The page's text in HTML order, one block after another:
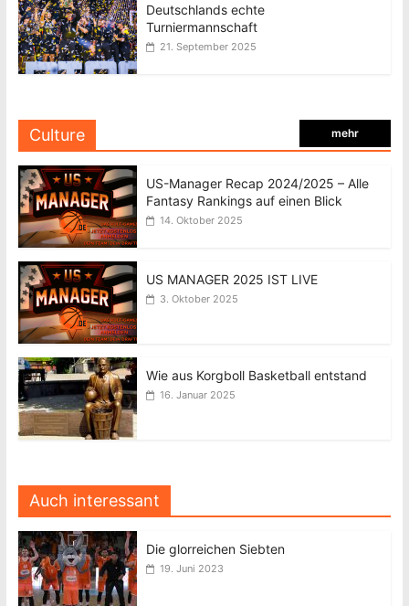
Deutschlands echte
Turniermannschaft
21. September 2025
Culture mehr
US-Manager Recap 2024/2025 – Alle
Fantasy Rankings auf einen Blick
14. Oktober 2025
US MANAGER 2025 IST LIVE
3. Oktober 2025
Wie aus Korgboll Basketball entstand
16. Januar 2025
Auch interessant
Die glorreichen Siebten
19. Juni 2023